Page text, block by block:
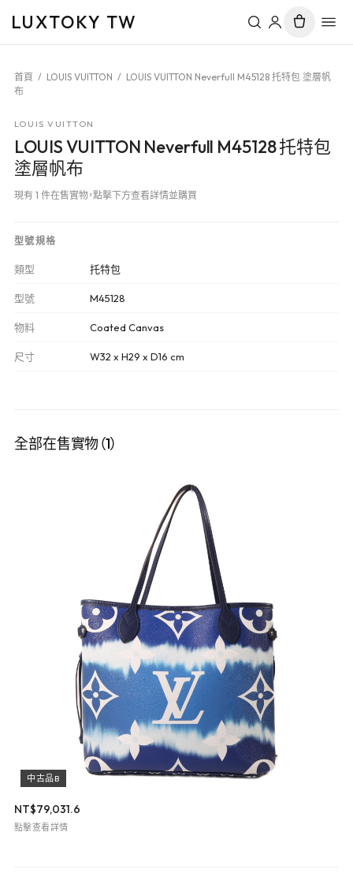
LUXTOKY TW
首頁 / LOUIS VUITTON / LOUIS VUITTON Neverfull M45128 托特包 塗層帆
布
LOUIS VUITTON
LOUIS VUITTON Neverfull M45128 托特包
塗層帆布
現有 1 件在售實物，點擊下方查看詳情並購買
型號規格
類型 托特包
型號 M45128
物料 Coated Canvas
尺寸 W32 x H29 x D16 cm
全部在售實物（1）
中古品B
NT$79,031.6
點擊查看詳情